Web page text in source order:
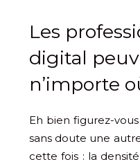
Les
digital
n’importe
Eh bien figurez-
sans doute une
cette fois : la